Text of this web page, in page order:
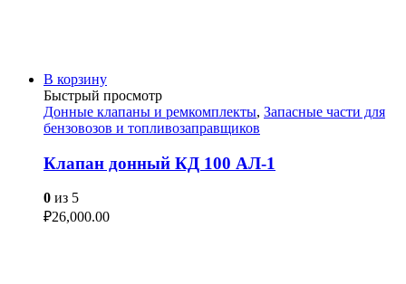
В корзину
Быстрый просмотр
Донные клапаны и ремкомплекты, Запасные части для
бензовозов и топливозаправщиков
Клапан донный КД 100 АЛ-1
0 из 5
₽26,000.00